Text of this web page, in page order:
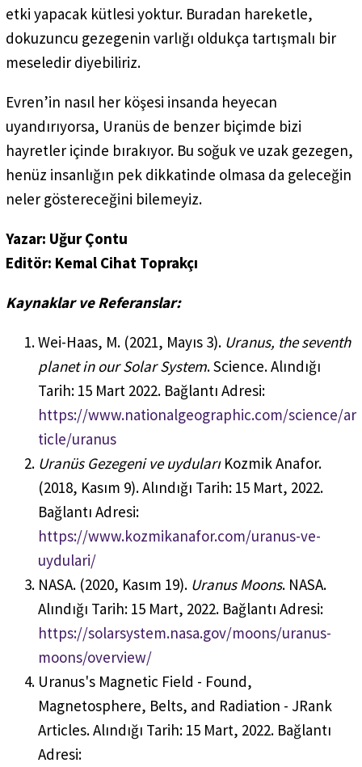
etki yapacak kütlesi yoktur. Buradan hareketle,
dokuzuncu gezegenin varlığı oldukça tartışmalı bir
meseledir diyebiliriz.
Evren’in nasıl her köşesi insanda heyecan
uyandırıyorsa, Uranüs de benzer biçimde bizi
hayretler içinde bırakıyor. Bu soğuk ve uzak gezegen,
henüz insanlığın pek dikkatinde olmasa da geleceğin
neler göstereceğini bilemeyiz.
Yazar: Uğur Çontu
Editör: Kemal Cihat Toprakçı
Kaynaklar ve Referanslar:
Wei-Haas, M. (2021, Mayıs 3). Uranus, the seventh
planet in our Solar System. Science. Alındığı
Tarih: 15 Mart 2022. Bağlantı Adresi:
https://www.nationalgeographic.com/science/ar
ticle/uranus
Uranüs Gezegeni ve uyduları Kozmik Anafor.
(2018, Kasım 9). Alındığı Tarih: 15 Mart, 2022.
Bağlantı Adresi:
https://www.kozmikanafor.com/uranus-ve-
uydulari/
NASA. (2020, Kasım 19). Uranus Moons. NASA.
Alındığı Tarih: 15 Mart, 2022. Bağlantı Adresi:
https://solarsystem.nasa.gov/moons/uranus-
moons/overview/
Uranus's Magnetic Field - Found,
Magnetosphere, Belts, and Radiation - JRank
Articles. Alındığı Tarih: 15 Mart, 2022. Bağlantı
Adresi: